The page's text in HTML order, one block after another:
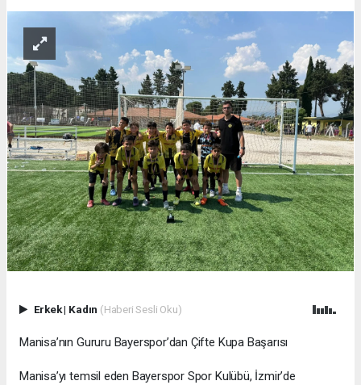
Erkek| Kadın (Haberi Sesli Oku)
Manisa’nın Gururu Bayerspor’dan Çifte Kupa Başarısı
Manisa’yı temsil eden Bayerspor Spor Kulübü, İzmir’de